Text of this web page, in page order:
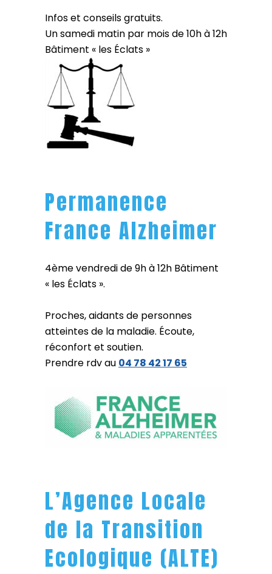
Infos et conseils gratuits.
Un samedi matin par mois de 10h à 12h
Bâtiment « les Éclats »
Permanence
France Alzheimer
4ème vendredi de 9h à 12h Bâtiment
« les Éclats ».
Proches, aidants de personnes
atteintes de la maladie. Écoute,
réconfort et soutien.
Prendre rdv au 04 78 42 17 65
L’Agence Locale
de la Transition
Ecologique (ALTE)